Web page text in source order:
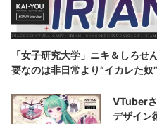
「女子研究大学」ニキ＆しろ
要なのは非日常より“イカレた奴
VTuber
デザイン